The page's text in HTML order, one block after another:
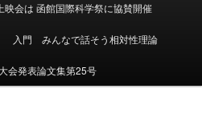
会は 函館国際科学祭に協賛開催
入門 みんなで話そう相対性理論
会発表論文集第25号